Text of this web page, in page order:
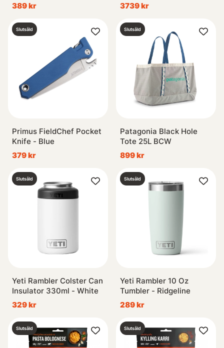
389 kr
3739 kr
Slutsåld
Primus FieldChef Pocket
Knife - Blue
379 kr
Slutsåld
Patagonia Black Hole
Tote 25L BCW
899 kr
Slutsåld
Yeti Rambler Colster Can
Insulator 330ml - White
329 kr
Slutsåld
Yeti Rambler 10 Oz
Tumbler - Ridgeline
289 kr
Slutsåld Slutsåld